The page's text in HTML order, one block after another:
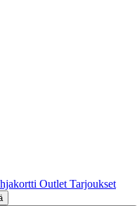
Outlet Tarjoukset